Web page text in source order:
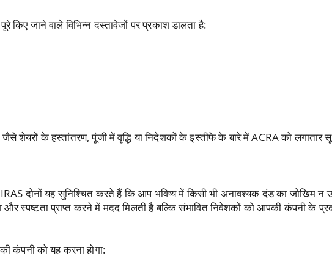
पूरे किए जाने वाले विभिन्न दस्तावेजों पर प्रकाश डालता है:
शेयरों के हस्तांतरण, पूंजी में वृद्धि या निदेशकों के इस्तीफे के बारे में ACRA को लगातार
IRAS दोनों यह सुनिश्चित करते हैं कि आप भविष्य में किसी भी अनावश्यक दंड का जोखिम
स्पष्टता प्राप्त करने में मदद मिलती है बल्कि संभावित निवेशकों को आपकी कंपनी के
कंपनी को यह करना होगा: